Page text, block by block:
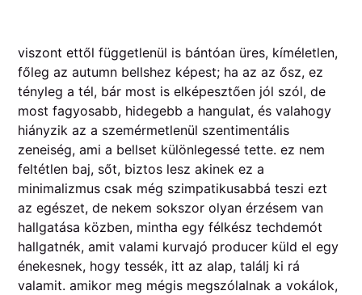
viszont ettől függetlenül is bántóan üres, kíméletlen,
főleg az autumn bellshez képest; ha az az ősz, ez
tényleg a tél, bár most is elképesztően jól szól, de
most fagyosabb, hidegebb a hangulat, és valahogy
hiányzik az a szemérmetlenül szentimentális
zeneiség, ami a bellset különlegessé tette. ez nem
feltétlen baj, sőt, biztos lesz akinek ez a
minimalizmus csak még szimpatikusabbá teszi ezt
az egészet, de nekem sokszor olyan érzésem van
hallgatása közben, mintha egy félkész techdemót
hallgatnék, amit valami kurvajó producer küld el egy
énekesnek, hogy tessék, itt az alap, találj ki rá
valamit. amikor meg mégis megszólalnak a vokálok,